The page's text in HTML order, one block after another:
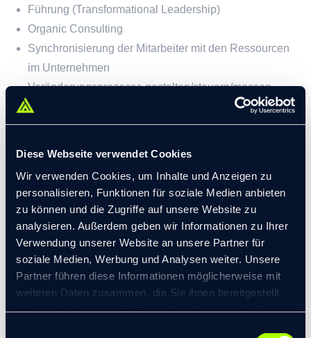
Diese Webseite verwendet Cookies
Wir verwenden Cookies, um Inhalte und Anzeigen zu
personalisieren, Funktionen für soziale Medien anbieten
zu können und die Zugriffe auf unsere Website zu
analysieren. Außerdem geben wir Informationen zu Ihrer
Verwendung unserer Website an unsere Partner für
soziale Medien, Werbung und Analysen weiter. Unsere
Partner führen diese Informationen möglicherweise mit
weiteren Daten zusammen, die Sie ihnen bereitgestellt
haben oder die sie im Rahmen Ihrer Nutzung der Dienste
Führung (Transformational Leadership)
Organic Consulting
Synchronisierung der Mitarbeiter mit den Ressourcen
im Unternehmen
Veränderungsprozesse gestalten/steuern/messen
(Wave of Change®)
Internationale Harmonisierung von Prozessen und
SPRACHEN
Deutsch